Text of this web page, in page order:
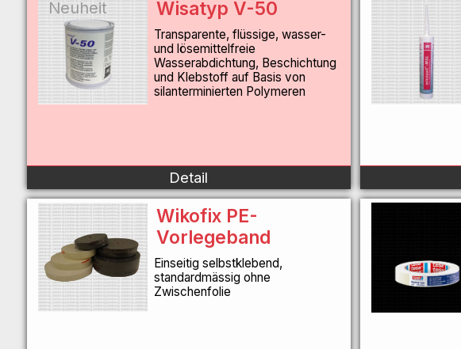
Neuheit Wisatyp V-50
Transparente, flüssige, wasser-
und lösemittelfreie
Wasserabdichtung, Beschichtung
und Klebstoff auf Basis von
silanterminierten Polymeren
Detail
Wikofix PE-
Vorlegeband
Einseitig selbstklebend,
standardmässig ohne
Zwischenfolie